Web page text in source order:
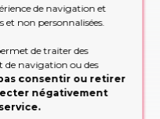
Partagez vos
rappellerons
MOI!
de navigation et
et non personnalisées.
de traiter des
de navigation ou des
consentir ou retirer
négativement